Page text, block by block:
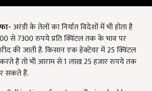
अरंडी के तेलों का निर्यात विदेशों में भी होता है
से 7300 रुपये प्रति क्विंटल तक के भाव पर
की जाती है. किसान एक हेक्टेयर में 25 क्विंटल
हैं तो भी आराम से 1 लाख 25 हजार रुपये तक
सकते हैं.